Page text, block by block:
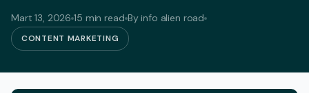
Mart 13, 2026 15 min read By info alien road
CONTENT MARKETING